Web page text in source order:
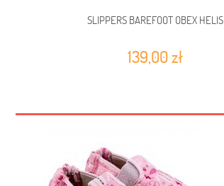
SLIPPERS BAREFOOT OBEX HELIS
139,00 zł